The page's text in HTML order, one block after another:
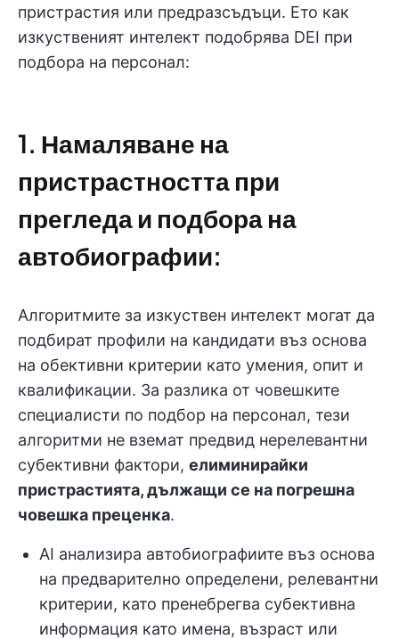
пристрастия или предразсъдъци. Ето как
изкуственият интелект подобрява DEI при
подбора на персонал:
1. Намаляване на
пристрастността при
прегледа и подбора на
автобиографии:
Алгоритмите за изкуствен интелект могат да
подбират профили на кандидати въз основа
на обективни критерии като умения, опит и
квалификации. За разлика от човешките
специалисти по подбор на персонал, тези
алгоритми не вземат предвид нерелевантни
субективни фактори, елиминирайки
пристрастията, дължащи се на погрешна
човешка преценка.
AI анализира автобиографиите въз основа
на предварително определени, релевантни
критерии, като пренебрегва субективна
информация като имена, възраст или